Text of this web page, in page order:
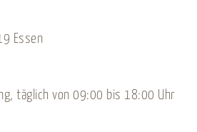
Essen
täglich von 09:00 bis 18:00 Uhr